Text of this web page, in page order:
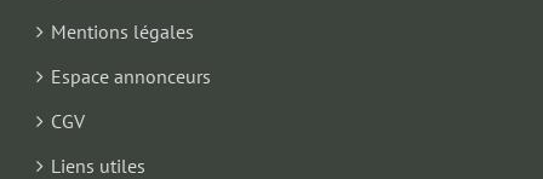
Mentions légales
Espace annonceurs
CGV
Liens utiles